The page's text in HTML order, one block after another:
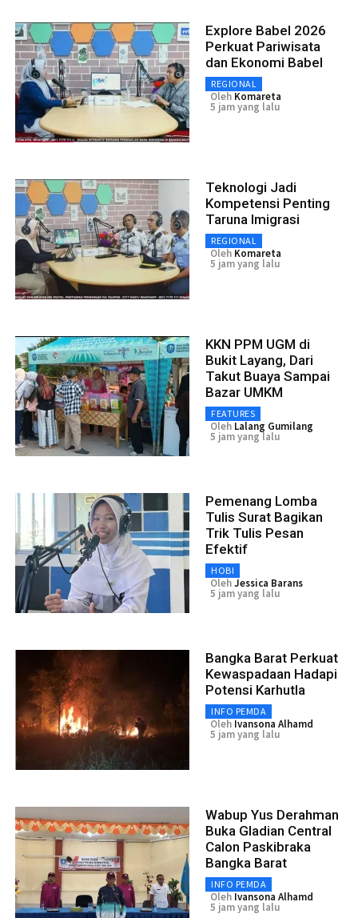
Explore Babel 2026
Perkuat Pariwisata
dan Ekonomi Babel
REGIONAL
Oleh Komareta
5 jam yang lalu
Teknologi Jadi
Kompetensi Penting
Taruna Imigrasi
REGIONAL
Oleh Komareta
5 jam yang lalu
KKN PPM UGM di
Bukit Layang, Dari
Takut Buaya Sampai
Bazar UMKM
FEATURES
Oleh Lalang Gumilang
5 jam yang lalu
Pemenang Lomba
Tulis Surat Bagikan
Trik Tulis Pesan
Efektif
HOBI
OlehJessica Barans
5 jam yang lalu
Bangka Barat Perkuat
Kewaspadaan Hadapi
Potensi Karhutla
INFO PEMDA
Oleh Ivansona Alhamd
5 jam yang lalu
Wabup Yus Derahman
Buka Gladian Central
Calon Paskibraka
Bangka Barat
INFO PEMDA
Oleh Ivansona Alhamd
5 jam yang lalu